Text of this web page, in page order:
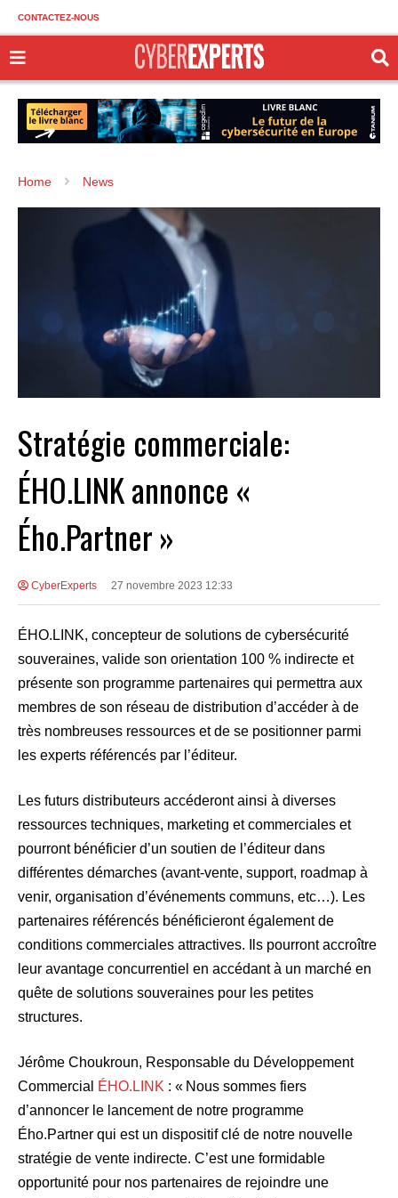
CONTACTEZ-NOUS
Home News
Stratégie commerciale:
ÉHO.LINK annonce «
Ého.Partner »
CyberExperts 27 novembre 2023 12:33
ÉHO.LINK, concepteur de solutions de cybersécurité
souveraines, valide son orientation 100 % indirecte et
présente son programme partenaires qui permettra aux
membres de son réseau de distribution d’accéder à de
très nombreuses ressources et de se positionner parmi
les experts référencés par l’éditeur.
Les futurs distributeurs accéderont ainsi à diverses
ressources techniques, marketing et commerciales et
pourront bénéficier d’un soutien de l’éditeur dans
différentes démarches (avant-vente, support, roadmap à
venir, organisation d’événements communs, etc…). Les
partenaires référencés bénéficieront également de
conditions commerciales attractives. Ils pourront accroître
leur avantage concurrentiel en accédant à un marché en
quête de solutions souveraines pour les petites
structures.
Jérôme Choukroun, Responsable du Développement
Commercial
ÉHO.LINK : « Nous sommes fiers
d’annoncer le lancement de notre programme
Ého.Partner qui est un dispositif clé de notre nouvelle
stratégie de vente indirecte. C’est une formidable
opportunité pour nos partenaires de rejoindre une